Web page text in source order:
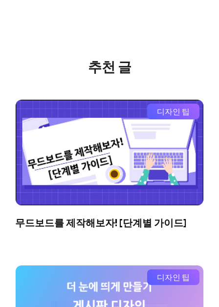
추천 글
디자인 팁
무드보드를 제작해보자! [단계별 가이드]
디자인 팁